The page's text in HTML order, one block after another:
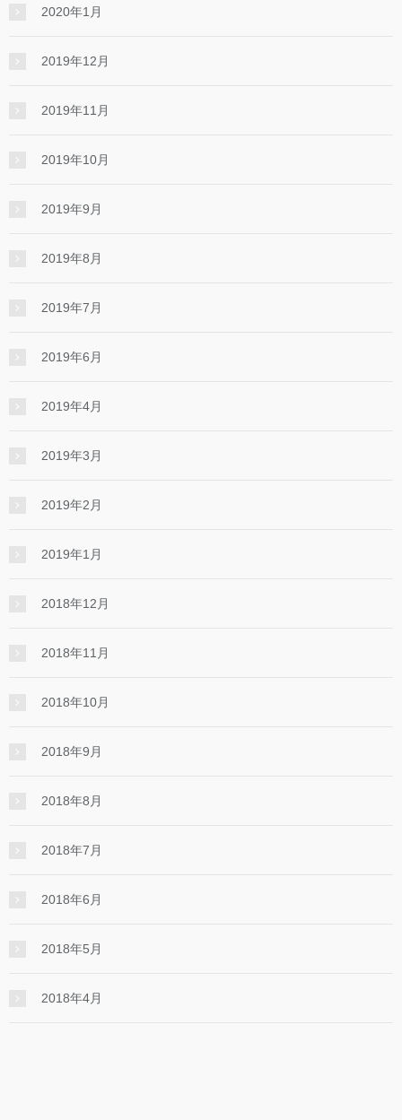
2020年1月
2019年12月
2019年11月
2019年10月
2019年9月
2019年8月
2019年7月
2019年6月
2019年4月
2019年3月
2019年2月
2019年1月
2018年12月
2018年11月
2018年10月
2018年9月
2018年8月
2018年7月
2018年6月
2018年5月
2018年4月